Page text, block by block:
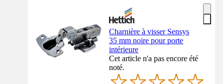
Charnière à visser Sensys
35 mm noire pour porte
intérieure
Cet article n'a pas encore été
noté.